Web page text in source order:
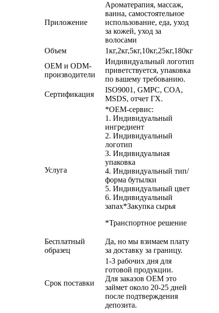
Приложение
Ароматерапия, массаж,
ванна, самостоятельное
использование, еда, уход
за кожей, уход за
волосами
Объем
1кг,2кг,5кг,10кг,25кг,180кг
OEM и ODM-
производители
Индивидуальный логотип
приветствуется, упаковка
по вашему требованию.
Сертификация
ISO9001, GMPC, COA,
MSDS, отчет ГХ.
Услуга
*OEM-сервис:
1. Индивидуальный
ингредиент
2. Индивидуальный
логотип
3. Индивидуальная
упаковка
4. Индивидуальный тип/
форма бутылки
5. Индивидуальный цвет
6. Индивидуальный
запах*Закупка сырья
*Транспортное решение
Бесплатный
образец
Да, но мы взимаем плату
за доставку за границу.
Срок поставки
1-3 рабочих дня для
готовой продукции.
Для заказов OEM это
займет около 20-25 дней
после подтверждения
депозита.